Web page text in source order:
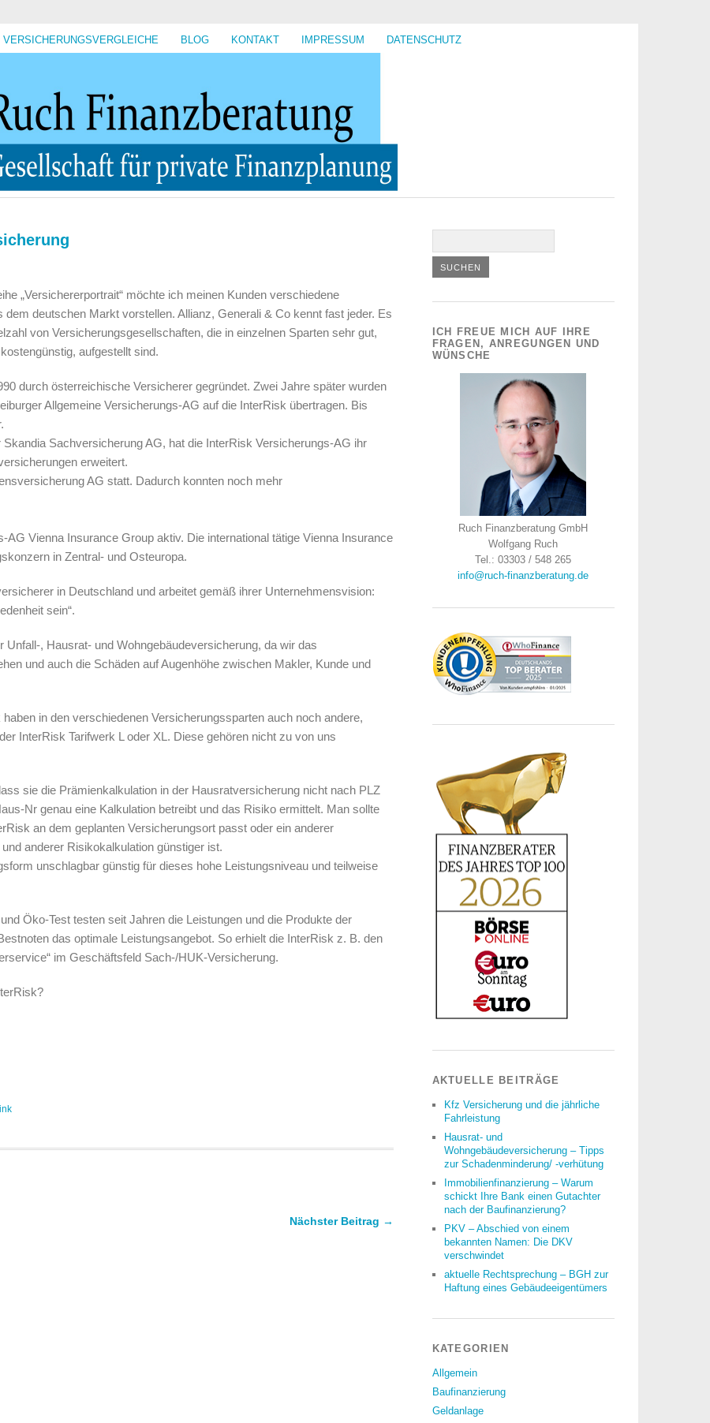
VERSICHERUNGSVERGLEICHE BLOG KONTAKT IMPRESSUM DATENSCHUTZ
„Versichererportrait“ möchte ich meinen Kunden verschiedene
dem deutschen Markt vorstellen. Allianz, Generali & Co kennt fast jeder. Es
von Versicherungsgesellschaften, die in einzelnen Sparten sehr gut,
aufgestellt sind.
durch österreichische Versicherer gegründet. Zwei Jahre später wurden
Allgemeine Versicherungs-AG auf die InterRisk übertragen. Bis
Sachversicherung AG, hat die InterRisk Versicherungs-AG ihr
erweitert.
AG statt. Dadurch konnten noch mehr
Vienna Insurance Group aktiv. Die international tätige Vienna Insurance
in Zentral- und Osteuropa.
in Deutschland und arbeitet gemäß ihrer Unternehmensvision:
sein“.
, Hausrat- und Wohngebäudeversicherung, da wir das
und auch die Schäden auf Augenhöhe zwischen Makler, Kunde und
in den verschiedenen Versicherungssparten auch noch andere,
InterRisk Tarifwerk L oder XL. Diese gehören nicht zu von uns
sie die Prämienkalkulation in der Hausratversicherung nicht nach PLZ
Nr genau eine Kalkulation betreibt und das Risiko ermittelt. Man sollte
an dem geplanten Versicherungsort passt oder ein anderer
anderer Risikokalkulation günstiger ist.
unschlagbar günstig für dieses hohe Leistungsniveau und teilweise
Öko-Test testen seit Jahren die Leistungen und die Produkte der
das optimale Leistungsangebot. So erhielt die InterRisk z. B. den
im Geschäftsfeld Sach-/HUK-Versicherung.
Nächster Beitrag →
ICH FREUE MICH AUF IHRE
FRAGEN, ANREGUNGEN UND
WÜNSCHE
Ruch Finanzberatung GmbH
Wolfgang Ruch
Tel.: 03303 / 548 265
info@ruch-finanzberatung.de
AKTUELLE BEITRÄGE
Kfz Versicherung und die jährliche
Fahrleistung
Hausrat- und
Wohngebäudeversicherung – Tipps
zur Schadenminderung/ -verhütung
Immobilienfinanzierung – Warum
schickt Ihre Bank einen Gutachter
nach der Baufinanzierung?
PKV – Abschied von einem
bekannten Namen: Die DKV
verschwindet
aktuelle Rechtsprechung – BGH zur
Haftung eines Gebäudeeigentümers
KATEGORIEN
Allgemein
Baufinanzierung
Geldanlage